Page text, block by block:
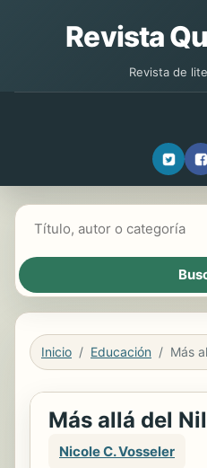
Revista
Revista de
Inicio Educación Más
Más allá del
Nicole C. Vosseler